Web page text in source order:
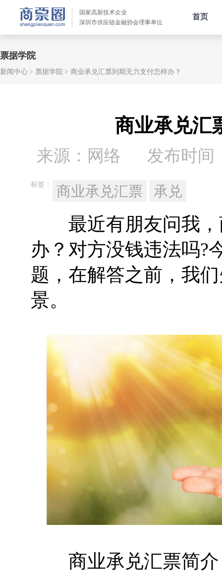
国家高新技术企业
深圳市供应链金融协会理事单位
首页
票据学院
新闻中心 票据学院 商业承兑汇票到期无力支付怎样办？
商业承兑汇
来源：网络 发布时间
标签： 商业承兑汇票 承兑
最近有朋友问我，
办？对方没钱违法吗?
题，在解答之前，我
景。
商业承兑汇票简介